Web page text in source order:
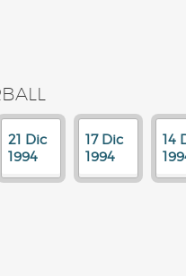
21 Dic
1994
17 Dic
1994
14